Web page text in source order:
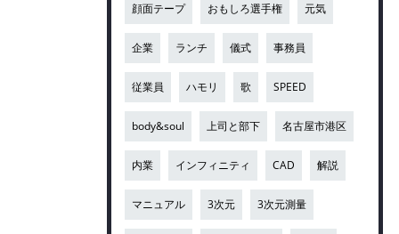
顔面テープ おもしろ選手権 元気
企業 ランチ 儀式 事務員
従業員 ハモリ 歌 SPEED
body&soul 上司と部下 名古屋市港区
内業 インフィニティ CAD 解説
マニュアル 3次元 3次元測量